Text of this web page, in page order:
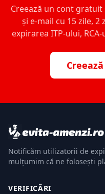
Creează un cont
și e-mail cu 15 zile,
expirarea ITP-ului,
Notificăm utilizatorii de
mulțumim că ne folosești
VERIFICĂRI